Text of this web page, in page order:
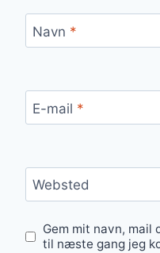
Navn *
E-mail *
Websted
Gem mit navn, mail
til næste gang jeg